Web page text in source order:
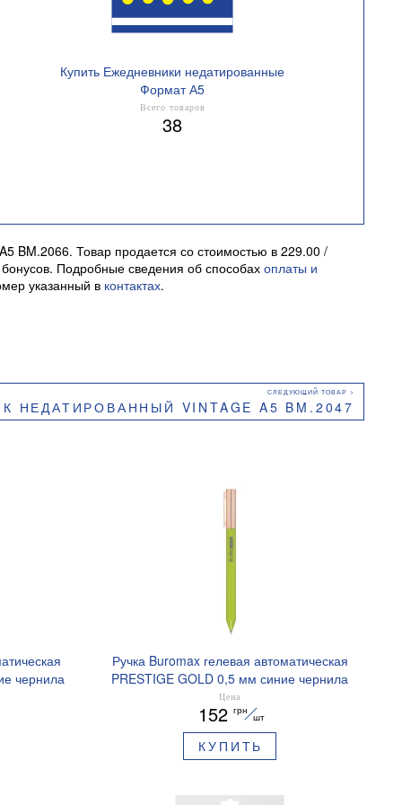
Купить Ежедневники недатированные
Формат А5
Всего товаров
38
BM.2066. Товар продается со стоимостью в 229.00 /
Подробные сведения об способах оплаты и
указанный в контактах.
НЕДАТИРОВАННЫЙ VINTAGE A5 BM.2047
чернила
Ручка Buromax гелевая автоматическая
PRESTIGE GOLD 0,5 мм синие чернила
BM.83101
Цена
152 грн
шт
КУПИТЬ